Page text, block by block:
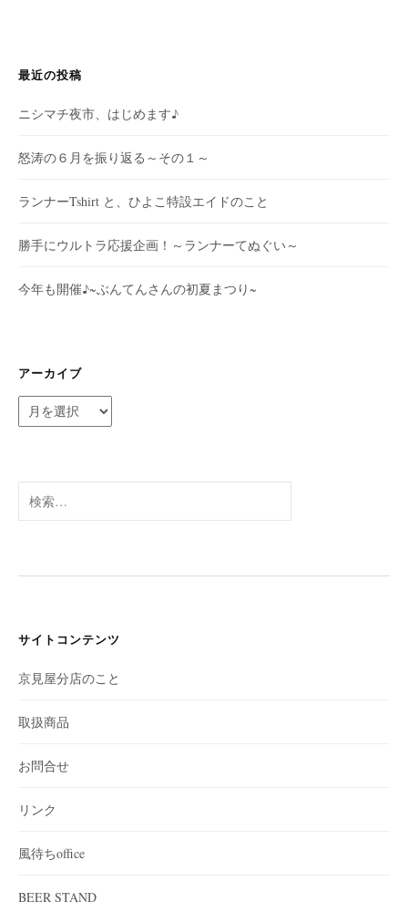
最近の投稿
ニシマチ夜市、はじめます♪
怒涛の６月を振り返る～その１～
ランナーTshirt と、ひよこ特設エイドのこと
勝手にウルトラ応援企画！～ランナーてぬぐい～
今年も開催♪~ぶんてんさんの初夏まつり~
アーカイブ
ー
ブ
索:
サイトコンテンツ
京見屋分店のこと
取扱商品
お問合せ
リンク
風待ちoffice
BEER STAND